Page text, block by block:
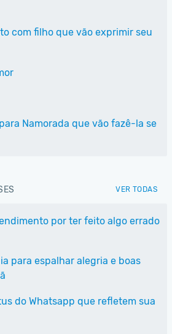
com filho que vão exprimir seu
Namorada que vão fazê-la se
VER TODAS
por ter feito algo errado
para espalhar alegria e boas
do Whatsapp que refletem sua